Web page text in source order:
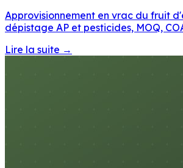
Approvisionnement en vrac du fruit
dépistage AP et pesticides, MOQ,
Lire la suite →